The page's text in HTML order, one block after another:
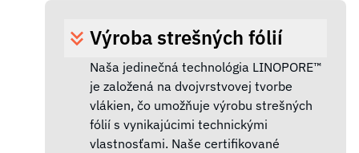
Výroba strešných fólií
Naša jedinečná technológia LINOPORE™
je založená na dvojvrstvovej tvorbe
vlákien, čo umožňuje výrobu strešných
fólií s vynikajúcimi technickými
vlastnosťami. Naše certifikované